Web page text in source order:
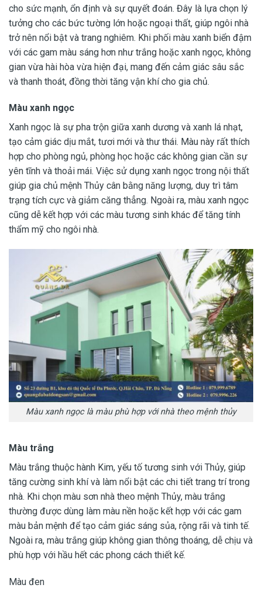
cho sức mạnh, ổn định và sự quyết đoán. Đây là lựa chọn lý
tưởng cho các bức tường lớn hoặc ngoại thất, giúp ngôi nhà
trở nên nổi bật và trang nghiêm. Khi phối màu xanh biển đậm
với các gam màu sáng hơn như trắng hoặc xanh ngọc, không
gian vừa hài hòa vừa hiện đại, mang đến cảm giác sâu sắc
và thanh thoát, đồng thời tăng vận khí cho gia chủ.
Màu xanh ngọc
Xanh ngọc là sự pha trộn giữa xanh dương và xanh lá nhạt,
tạo cảm giác dịu mắt, tươi mới và thư thái. Màu này rất thích
hợp cho phòng ngủ, phòng học hoặc các không gian cần sự
yên tĩnh và thoải mái. Việc sử dụng xanh ngọc trong nội thất
giúp gia chủ mệnh Thủy cân bằng năng lượng, duy trì tâm
trạng tích cực và giảm căng thẳng. Ngoài ra, màu xanh ngọc
cũng dễ kết hợp với các màu tương sinh khác để tăng tính
thẩm mỹ cho ngôi nhà.
Màu xanh ngọc là màu phù hợp với nhà theo mệnh thủy
Màu trắng
Màu trắng thuộc hành Kim, yếu tố tương sinh với Thủy, giúp
tăng cường sinh khí và làm nổi bật các chi tiết trang trí trong
nhà. Khi chọn màu sơn nhà theo mệnh Thủy, màu trắng
thường được dùng làm màu nền hoặc kết hợp với các gam
màu bản mệnh để tạo cảm giác sáng sủa, rộng rãi và tinh tế.
Ngoài ra, màu trắng giúp không gian thông thoáng, dễ chịu và
phù hợp với hầu hết các phong cách thiết kế.
Màu đen